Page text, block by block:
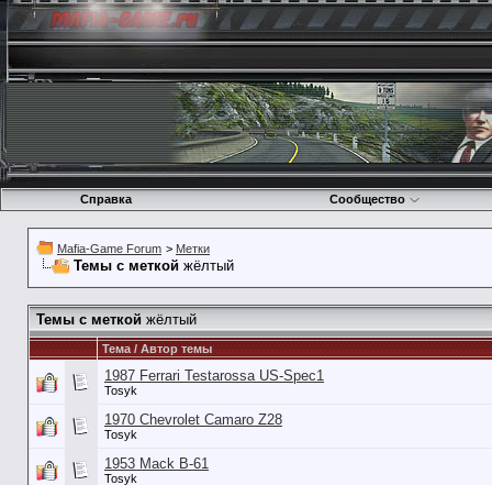
Справка Сообщество
Mafia-Game Forum > Метки
Темы с меткой жёлтый
Темы с меткой жёлтый
Тема / Автор темы
1987 Ferrari Testarossa US-Spec1
Tosyk
1970 Chevrolet Camaro Z28
Tosyk
1953 Mack B-61
Tosyk